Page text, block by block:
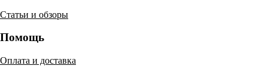
Статьи и обзоры
Помощь
Оплата и доставка